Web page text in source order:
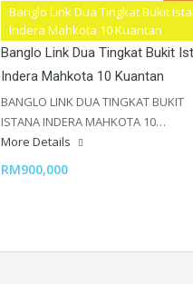
Banglo Link Dua Tingkat Bukit
Indera Mahkota 10 Kuantan
[ NICE HOUSE FULLY
Banglo Link Dua Tingkat Bukit
Indera Mahkota 10 Kuantan
BANGLO LINK DUA TINGKAT BUKIT
ISTANA INDERA MAHKOTA 10…
More Details
RM900,000